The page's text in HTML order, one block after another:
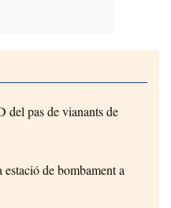
del pas de vianants de
de bombament a